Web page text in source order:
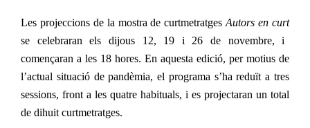
Les projeccions de la mostra de curtmetratgesAutors en curt
se celebraran els dijous 12, 19 i 26 de novembre, i
començaran a les 18 hores. En aquesta edició, per motius de
l’actual situació de pandèmia, el programa s’ha reduït a tres
sessions, front a les quatre habituals, i es projectaran un total
de dihuit curtmetratges.